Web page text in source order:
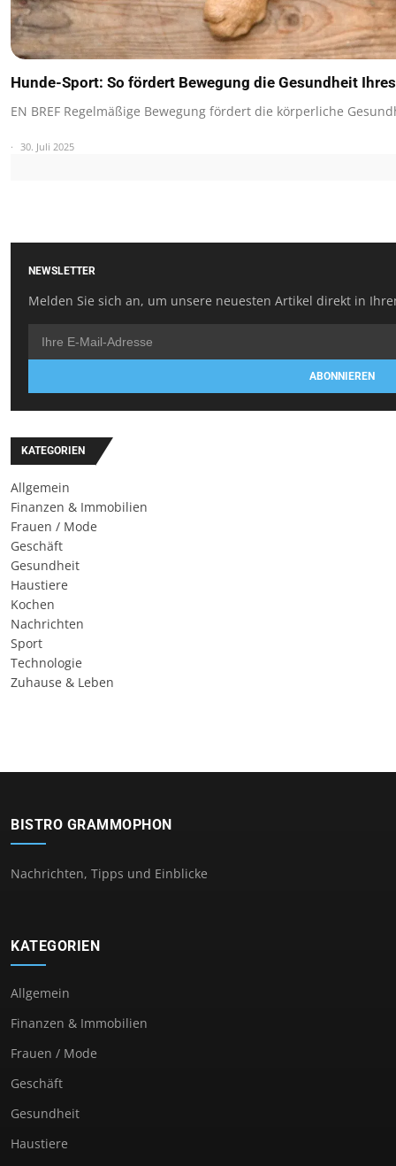
Hunde-Sport: So fördert Bewegung die Gesundheit
EN BREF Regelmäßige Bewegung fördert die körperliche
30. Juli 2025
NEWSLETTER
Melden Sie sich an, um unsere neuesten Artikel direkt in
ABONNIEREN
KATEGORIEN
Allgemein
Finanzen & Immobilien
Frauen / Mode
Geschäft
Gesundheit
Haustiere
Kochen
Nachrichten
Sport
Technologie
Zuhause & Leben
BISTRO GRAMMOPHON
Nachrichten, Tipps und Einblicke
KATEGORIEN
Allgemein
Finanzen & Immobilien
Frauen / Mode
Geschäft
Gesundheit
Haustiere